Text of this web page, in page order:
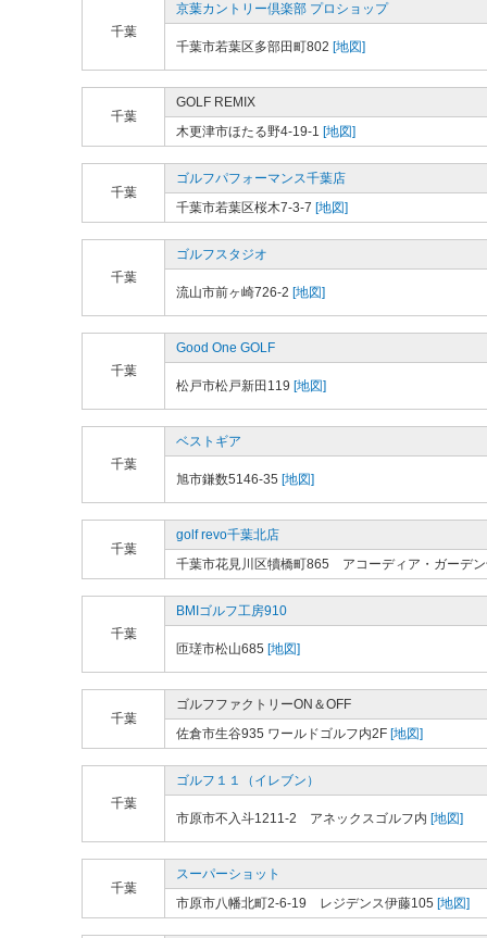
千葉
京葉カントリー倶楽部 プロショップ
千葉市若葉区多部田町802 [地図]
千葉
GOLF REMIX
木更津市ほたる野4-19-1 [地図]
千葉
ゴルフパフォーマンス千葉店
千葉市若葉区桜木7-3-7 [地図]
千葉
ゴルフスタジオ
流山市前ヶ崎726-2 [地図]
千葉
Good One GOLF
松戸市松戸新田119 [地図]
千葉
ベストギア
旭市鎌数5146-35 [地図]
千葉
golf revo千葉北店
千葉市花見川区犢橋町865 アコーディア・ガーデ
千葉
BMIゴルフ工房910
匝瑳市松山685 [地図]
千葉
ゴルフファクトリーON＆OFF
佐倉市生谷935 ワールドゴルフ内2F [地図]
千葉
ゴルフ１１（イレブン）
市原市不入斗1211-2 アネックスゴルフ内 [地図]
千葉
スーパーショット
市原市八幡北町2-6-19 レジデンス伊藤105 [地図]